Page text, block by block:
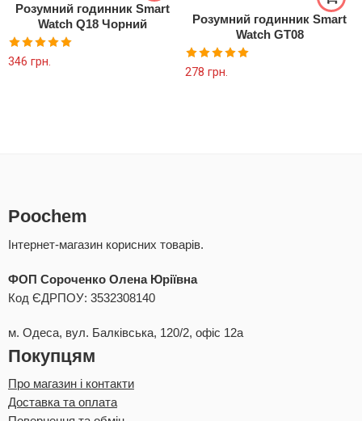
Розумний годинник Smart
Watch Q18 Чорний
Оцінено в
346 грн.
Розумний годинник Smart
Watch GT08
Оцінено в
278 грн.
Poochem
Інтернет-магазин корисних товарів.
ФОП Сороченко Олена Юріївна
Код ЄДРПОУ: 3532308140
м. Одеса, вул. Балківська, 120/2, офіс 12а
Покупцям
Про магазин і контакти
Доставка та оплата